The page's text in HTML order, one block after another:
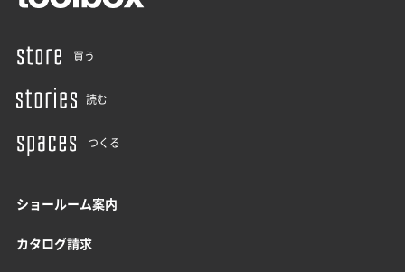
買う
読む
つくる
ショールーム案内
カタログ請求